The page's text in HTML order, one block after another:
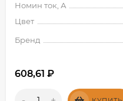
Номин ток, А
Цвет
Бренд
608,61 ₽